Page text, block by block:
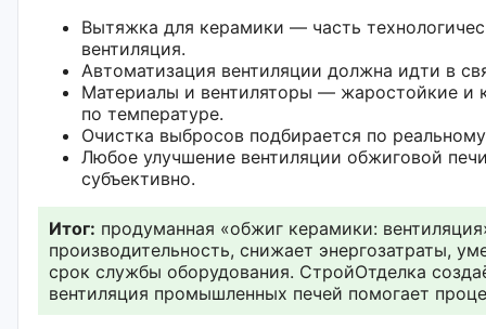
Вытяжка для керамики — часть
вентиляция.
Автоматизация вентиляции должна идти в
Материалы и вентиляторы — жаростойкие и
по температуре.
Очистка выбросов подбирается по
Любое улучшение вентиляции обжиговой
субъективно.
Итог: продуманная «обжиг керамики:
производительность, снижает энергозатраты,
срок службы оборудования. СтройОтделка
вентиляция промышленных печей помогает